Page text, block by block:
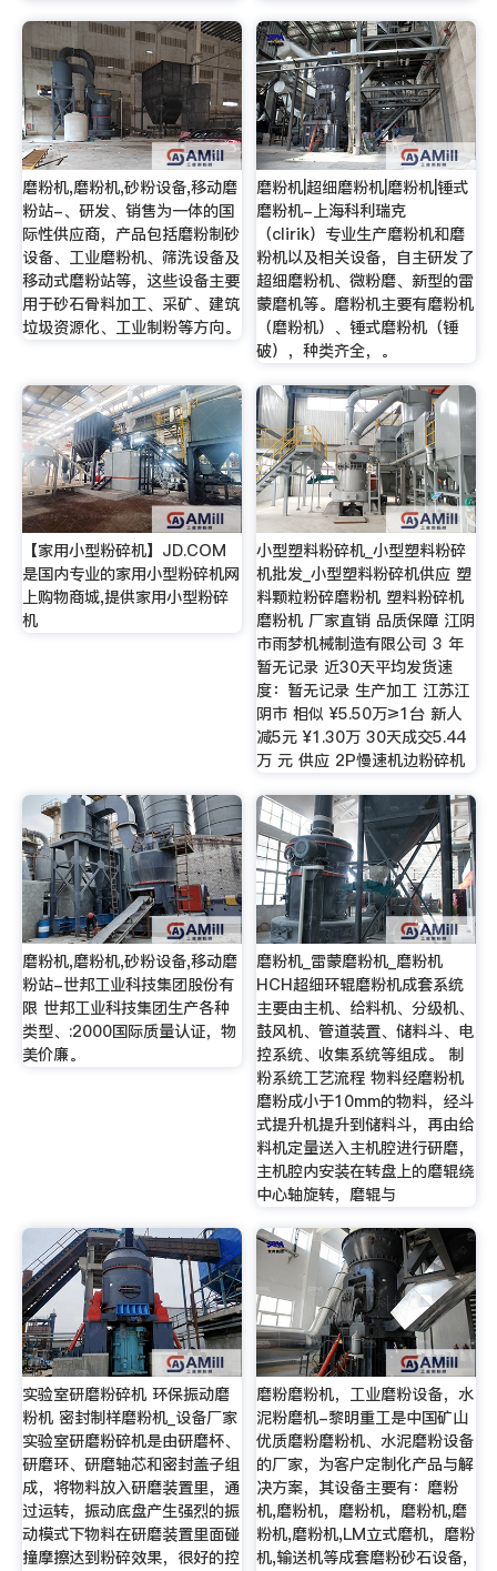
磨粉机,磨粉机,砂粉设备,移动磨
粉站-、研发、销售为一体的国
际性供应商，产品包括磨粉制砂
设备、工业磨粉机、筛洗设备及
移动式磨粉站等，这些设备主要
用于砂石骨料加工、采矿、建筑
垃圾资源化、工业制粉等方向。
磨粉机|超细磨粉机|磨粉机|锤式
磨粉机-上海科利瑞克
（clirik）专业生产磨粉机和磨
粉机以及相关设备，自主研发了
超细磨粉机、微粉磨、新型的雷
蒙磨机等。磨粉机主要有磨粉机
（磨粉机）、锤式磨粉机（锤
破），种类齐全，。
【家用小型粉碎机】JD.COM
是国内专业的家用小型粉碎机网
上购物商城,提供家用小型粉碎
机
小型塑料粉碎机_小型塑料粉碎
机批发_小型塑料粉碎机供应 塑
料颗粒粉碎磨粉机 塑料粉碎机
磨粉机 厂家直销 品质保障 江阴
市雨梦机械制造有限公司 3 年
暂无记录 近30天平均发货速
度：暂无记录 生产加工 江苏江
阴市 相似 ¥5.50万≥1台 新人
减5元 ¥1.30万 30天成交5.44
万 元 供应 2P慢速机边粉碎机
磨粉机,磨粉机,砂粉设备,移动磨
粉站-世邦工业科技集团股份有
限 世邦工业科技集团生产各种
类型、:2000国际质量认证，物
美价廉。
磨粉机_雷蒙磨粉机_磨粉机
HCH超细环辊磨粉机成套系统
主要由主机、给料机、分级机、
鼓风机、管道装置、储料斗、电
控系统、收集系统等组成。 制
粉系统工艺流程 物料经磨粉机
磨粉成小于10mm的物料，经斗
式提升机提升到储料斗，再由给
料机定量送入主机腔进行研磨，
主机腔内安装在转盘上的磨辊绕
中心轴旋转，磨辊与
实验室研磨粉碎机 环保振动磨
粉机 密封制样磨粉机_设备厂家
实验室研磨粉碎机是由研磨杯、
研磨环、研磨轴芯和密封盖子组
成，将物料放入研磨装置里，通
过运转，振动底盘产生强烈的振
动模式下物料在研磨装置里面碰
撞摩擦达到粉碎效果，很好的控
磨粉磨粉机，工业磨粉设备，水
泥粉磨机-黎明重工是中国矿山
优质磨粉磨粉机、水泥磨粉设备
的厂家，为客户定制化产品与解
决方案，其设备主要有：磨粉
机,磨粉机，磨粉机，磨粉机,磨
粉机,磨粉机,LM立式磨机，磨粉
机,输送机等成套磨粉砂石设备,